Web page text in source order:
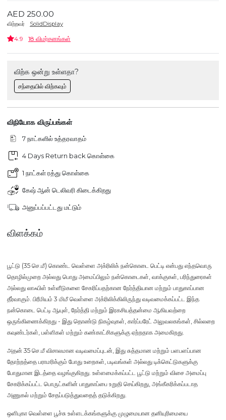
AED 250.00
விற்றவர் SolidDisplay
4.9 18 விமர்சனங்கள்
விற்க ஒன்று உள்ளதா?
சந்தையில் விற்கவும்
விநியோக விருப்பங்கள்
7 நாட்களில் உத்தரவாதம்
4 Days Return back கொள்கை
1 நாட்கள் ரத்து கொள்கை
கேஷ் ஆன் டெலிவரி கிடைக்கிறது
அனுப்பப்பட்டது மட்டும்
விளக்கம்
பூட்டு (35 செ.மீ) கொண்ட வெள்ளை அக்ரிலிக் நன்கொடை பெட்டி என்பது எந்தவொரு
தொழில்முறை அல்லது பொது அமைப்பிலும் நன்கொடைகள், வாக்குகள், பரிந்துரைகள்
அல்லது லாஃபிள் உள்ளீடுகளை சேகரிப்பதற்கான நேர்த்தியான மற்றும் பாதுகாப்பான
தீர்வாகும். பிரீமியம் 3 மிமீ வெள்ளை அக்ரிலிக்கிலிருந்து வடிவமைக்கப்பட்ட இந்த
நன்கொடை பெட்டி ஆயுள், நேர்த்தி மற்றும் இரகசியத்தன்மை ஆகியவற்றை
ஒருங்கிணைக்கிறது - இது தொண்டு நிகழ்வுகள், கார்ப்பரேட் அலுவலகங்கள், சில்லறை
கவுண்டர்கள், பள்ளிகள் மற்றும் கண்காட்சிகளுக்கு ஏற்றதாக அமைகிறது.
அதன் 35 செ.மீ விசாலமான வடிவமைப்புடன், இது சுத்தமான மற்றும் பளபளப்பான
தோற்றத்தை பராமரிக்கும் போது உறைகள், படிவங்கள் அல்லது டிக்கெட்டுகளுக்கு
போதுமான இடத்தை வழங்குகிறது. உள்ளமைக்கப்பட்ட பூட்டு மற்றும் விசை அமைப்பு
சேகரிக்கப்பட்ட பொருட்களின் பாதுகாப்பை உறுதி செய்கிறது, அங்கீகரிக்கப்படாத
அணுகல் மற்றும் சேதப்படுத்துவதைத் தடுக்கிறது.
ஒளிபுகா வெள்ளை பூச்சு உள்ளடக்கங்களுக்கு முழுமையான தனியுரிமையை